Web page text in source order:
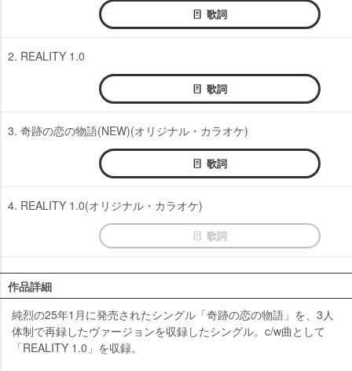
歌詞
2. REALITY 1.0
歌詞
3. 奇跡の恋の物語(NEW)(オリジナル・カラオケ)
歌詞
4. REALITY 1.0(オリジナル・カラオケ)
歌詞
作品詳細
純烈の25年1月に発売されたシングル「奇跡の恋の物語」を、3人
体制で再録したヴァージョンを収録したシングル。c/w曲として
「REALITY 1.0」を収録。